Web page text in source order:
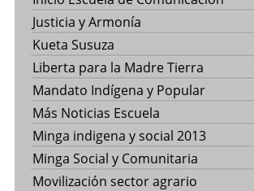
Justicia y Armonía
Kueta Susuza
Liberta para la Madre Tierra
Mandato Indígena y Popular
Más Noticias Escuela
Minga indigena y social 2013
Minga Social y Comunitaria
Movilización sector agrario